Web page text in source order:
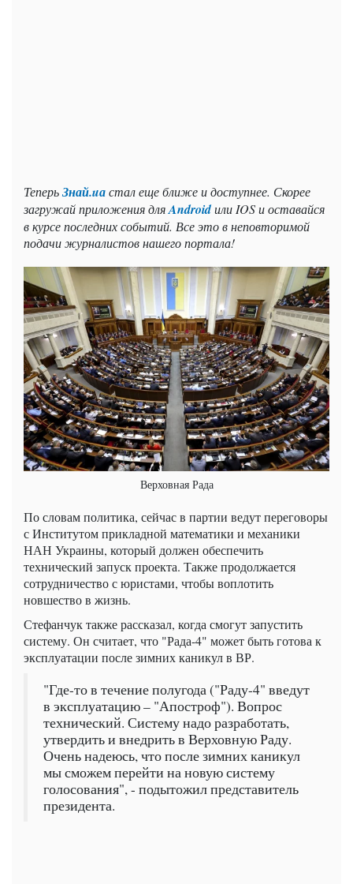
ТеперьЗнай.uастал еще ближе и доступнее. Скорее
загружай приложения дляAndroidили IOSи оставайся
в курсе последних событий. Все это в неповторимой
подачи журналистов нашего портала!
Верховная Рада
По словам политика, сейчас в партии ведут переговоры
с Институтом прикладной математики и механики
НАН Украины, который должен обеспечить
технический запуск проекта. Также продолжается
сотрудничество с юристами, чтобы воплотить
новшество в жизнь.
Стефанчук также рассказал, когда смогут запустить
систему. Он считает, что "Рада-4" может быть готова к
эксплуатации после зимних каникул в ВР.
"Где-то в течение полугода ("Раду-4" введут
в эксплуатацию – "Апостроф"). Вопрос
технический. Систему надо разработать,
утвердить и внедрить в Верховную Раду.
Очень надеюсь, что после зимних каникул
мы сможем перейти на новую систему
голосования", - подытожил представитель
президента.